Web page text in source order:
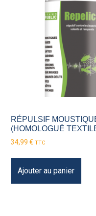
RÉPULSIF
(HOMOLOGUÉ
34,99 € TTC
Ajouter au panier